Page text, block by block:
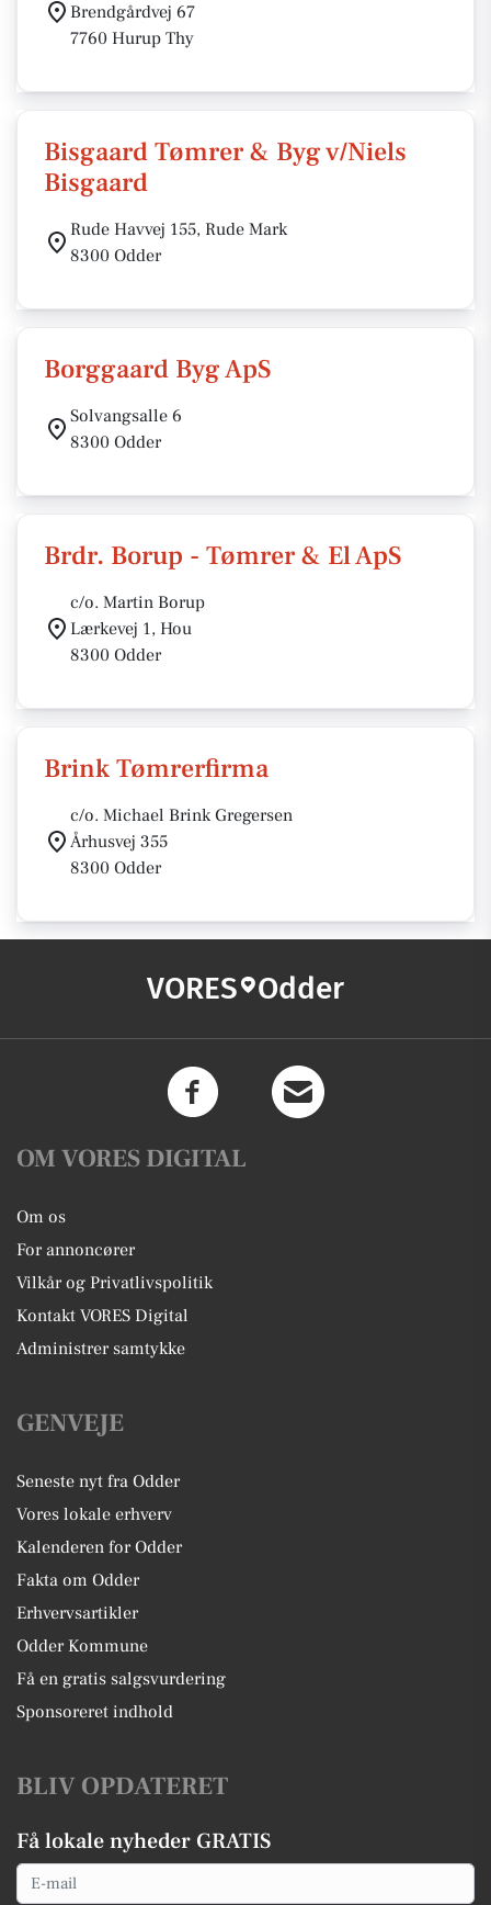
Brendgårdvej 67
7760 Hurup Thy
Bisgaard Tømrer & Byg v/Niels
Bisgaard
Rude Havvej 155, Rude Mark
8300 Odder
Borggaard Byg ApS
Solvangsalle 6
8300 Odder
Brdr. Borup - Tømrer & El ApS
c/o. Martin Borup
Lærkevej 1, Hou
8300 Odder
Brink Tømrerfirma
c/o. Michael Brink Gregersen
Århusvej 355
8300 Odder
VORES Odder
OM VORES DIGITAL
Om os
For annoncører
Vilkår og Privatlivspolitik
Kontakt VORES Digital
Administrer samtykke
GENVEJE
Seneste nyt fra Odder
Vores lokale erhverv
Kalenderen for Odder
Fakta om Odder
Erhvervsartikler
Odder Kommune
Få en gratis salgsvurdering
Sponsoreret indhold
BLIV OPDATERET
Få lokale nyheder GRATIS
Email